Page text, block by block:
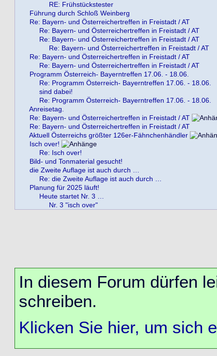
RE: Frühstückstester
Führung durch Schloß Weinberg
Re: Bayern- und Österreichertreffen in Freistadt / AT
Re: Bayern- und Österreichertreffen in Freistadt / AT
Re: Bayern- und Österreichertreffen in Freistadt / AT
Re: Bayern- und Österreichertreffen in Freistadt / AT
Re: Bayern- und Österreichertreffen in Freistadt / AT
Re: Bayern- und Österreichertreffen in Freistadt / AT
Programm Österreich- Bayerntreffen 17.06. - 18.06.
Re: Programm Österreich- Bayerntreffen 17.06. - 18.06.
sind dabei!
Re: Programm Österreich- Bayerntreffen 17.06. - 18.06.
Anreisetag.
Re: Bayern- und Österreichertreffen in Freistadt / AT
Re: Bayern- und Österreichertreffen in Freistadt / AT
Aktuell Österreichs größter 126er-Fähnchenhändler
Isch over!
Re: Isch over!
Bild- und Tonmaterial gesucht!
die Zweite Auflage ist auch durch …
Re: die Zweite Auflage ist auch durch …
Planung für 2025 läuft!
Heute startet Nr. 3 …
Nr. 3 "isch over"
In diesem Forum dürfen
schreiben.
Klicken Sie hier, um sich